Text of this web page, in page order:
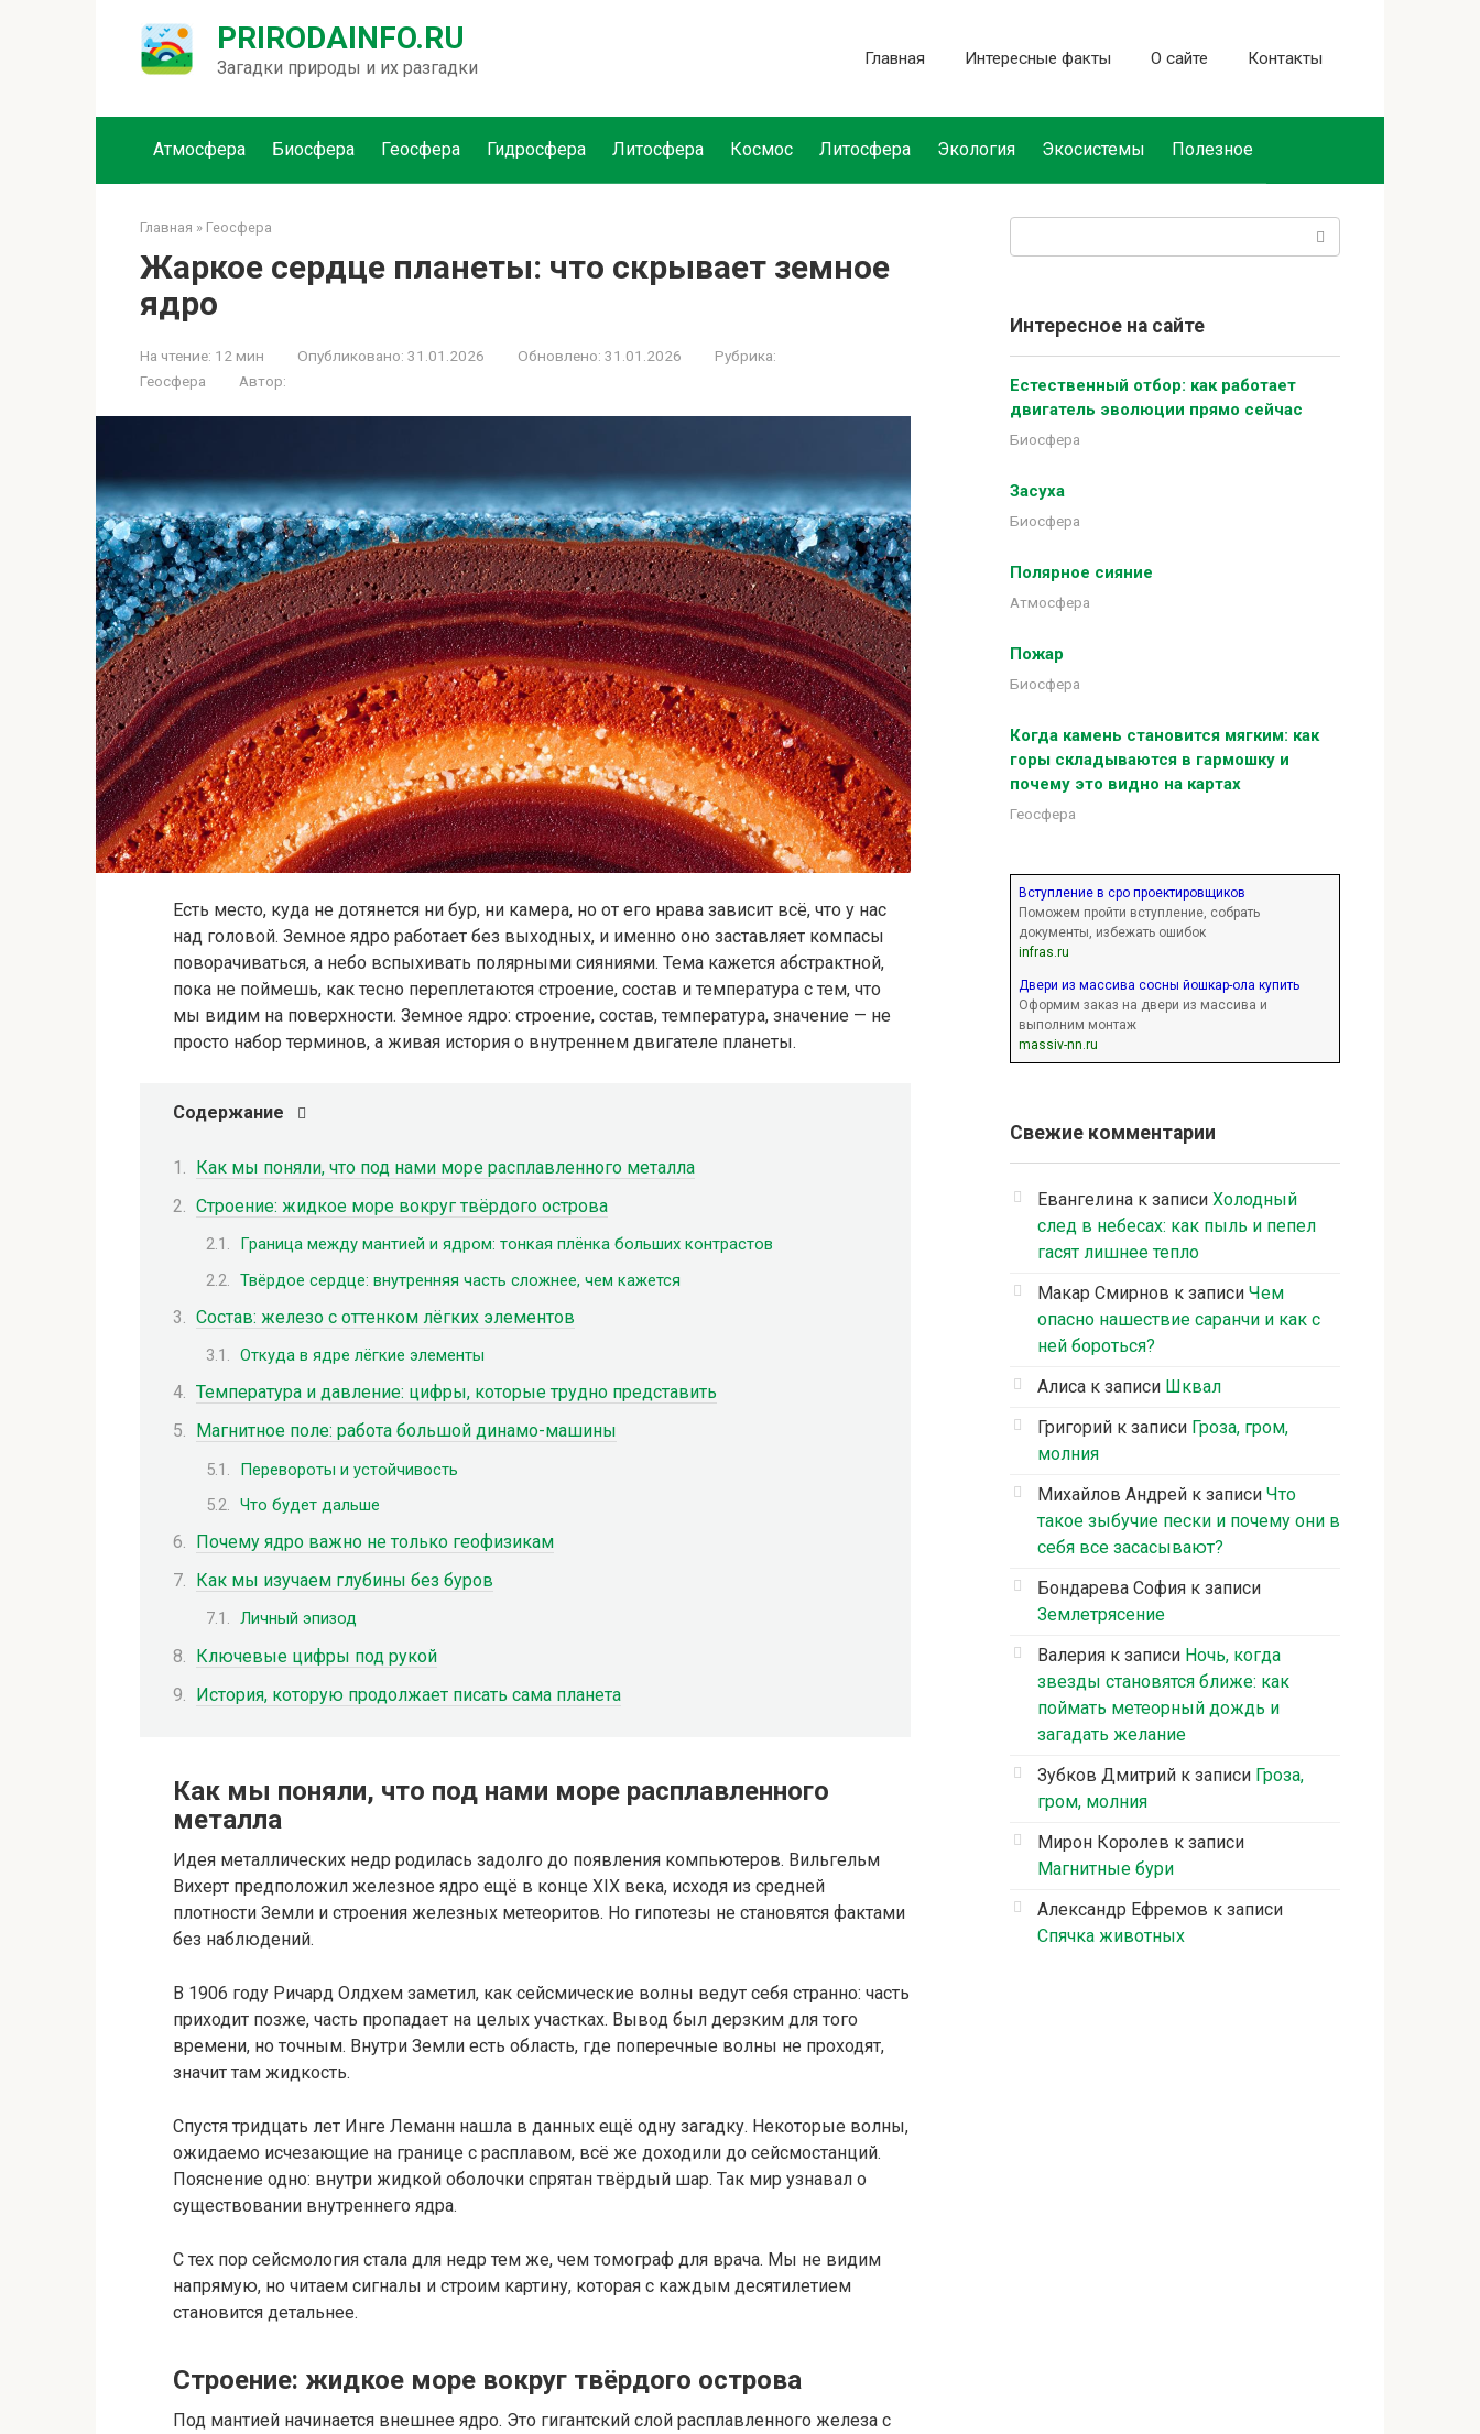
PRIRODAINFO.RU
Загадки природы и их разгадки Главная Интересные факты О сайте Контакты
Атмосфера Биосфера Геосфера Гидросфера Литосфера Космос Литосфера Экология Экосистемы Полезное
Главная » Геосфера
Жаркое сердце планеты: что скрывает земное
ядро
На чтение: 12 мин Опубликовано: 31.01.2026 Обновлено: 31.01.2026
Рубрика:
Геосфера
Автор:
Есть место, куда не дотянется ни бур, ни камера, но от его нрава зависит всё, что у нас
над головой. Земное ядро работает без выходных, и именно оно заставляет компасы
поворачиваться, а небо вспыхивать полярными сияниями. Тема кажется абстрактной,
пока не поймешь, как тесно переплетаются строение, состав и температура с тем, что
мы видим на поверхности. Земное ядро: строение, состав, температура, значение — не
просто набор терминов, а живая история о внутреннем двигателе планеты.
Содержание
Как мы поняли, что под нами море расплавленного металла
Строение: жидкое море вокруг твёрдого острова
Граница между мантией и ядром: тонкая плёнка больших контрастов
Твёрдое сердце: внутренняя часть сложнее, чем кажется
Состав: железо с оттенком лёгких элементов
Откуда в ядре лёгкие элементы
Температура и давление: цифры, которые трудно представить
Магнитное поле: работа большой динамо-машины
Перевороты и устойчивость
Что будет дальше
Почему ядро важно не только геофизикам
Как мы изучаем глубины без буров
Личный эпизод
Ключевые цифры под рукой
История, которую продолжает писать сама планета
Как мы поняли, что под нами море расплавленного
металла
Идея металлических недр родилась задолго до появления компьютеров. Вильгельм
Вихерт предположил железное ядро ещё в конце XIX века, исходя из средней
плотности Земли и строения железных метеоритов. Но гипотезы не становятся фактами
без наблюдений.
В 1906 году Ричард Олдхем заметил, как сейсмические волны ведут себя странно: часть
приходит позже, часть пропадает на целых участках. Вывод был дерзким для того
времени, но точным. Внутри Земли есть область, где поперечные волны не проходят,
значит там жидкость.
Спустя тридцать лет Инге Леманн нашла в данных ещё одну загадку. Некоторые волны,
ожидаемо исчезающие на границе с расплавом, всё же доходили до сейсмостанций.
Пояснение одно: внутри жидкой оболочки спрятан твёрдый шар. Так мир узнавал о
существовании внутреннего ядра.
С тех пор сейсмология стала для недр тем же, чем томограф для врача. Мы не видим
напрямую, но читаем сигналы и строим картину, которая с каждым десятилетием
становится детальнее.
Строение: жидкое море вокруг твёрдого острова
Под мантией начинается внешнее ядро. Это гигантский слой расплавленного железа с
Интересное на сайте
Естественный отбор: как работает
двигатель эволюции прямо сейчас
Биосфера
Засуха
Биосфера
Полярное сияние
Атмосфера
Пожар
Биосфера
Когда камень становится мягким: как
горы складываются в гармошку и
почему это видно на картах
Геосфера
Вступление в сро проектировщиков
Поможем пройти вступление, собрать
документы, избежать ошибок
infras.ru
Двери из массива сосны йошкар-ола купить
Оформим заказ на двери из массива и
выполним монтаж
massiv-nn.ru
Свежие комментарии
Евангелина к записи Холодный
след в небесах: как пыль и пепел
гасят лишнее тепло
Макар Смирнов к записи Чем
опасно нашествие саранчи и как с
ней бороться?
Алиса к записи Шквал
Григорий к записи Гроза, гром,
молния
Михайлов Андрей к записи Что
такое зыбучие пески и почему они в
себя все засасывают?
Бондарева София к записи
Землетрясение
Валерия к записи Ночь, когда
звезды становятся ближе: как
поймать метеорный дождь и
загадать желание
Зубков Дмитрий к записи Гроза,
гром, молния
Мирон Королев к записи
Магнитные бури
Александр Ефремов к записи
Спячка животных